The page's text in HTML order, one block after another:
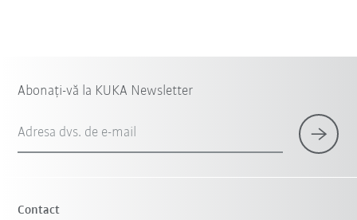
Abonați-vă la KUKA Newsletter
Adresa dvs. de e-mail
Contact